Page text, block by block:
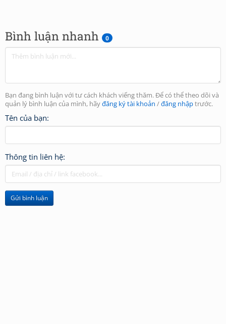
Bình luận nhanh 0
Bạn đang bình luận với tư cách khách viếng thăm. Để có thể theo dõi và
quản lý bình luận của mình, hãyđăng ký tài khoản /đăng nhậptrước.
Tên của bạn:
Thông tin liên hệ:
Gửi bình luận